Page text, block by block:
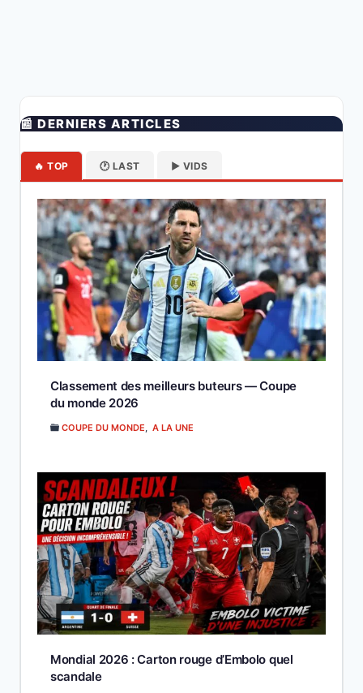
📰 DERNIERS ARTICLES
🔥 TOP 🕐 LAST ▶️ VIDS
Classement des meilleurs buteurs — Coupe
du monde 2026
COUPE DU MONDE, A LA UNE
Mondial 2026 : Carton rouge d’Embolo quel
scandale